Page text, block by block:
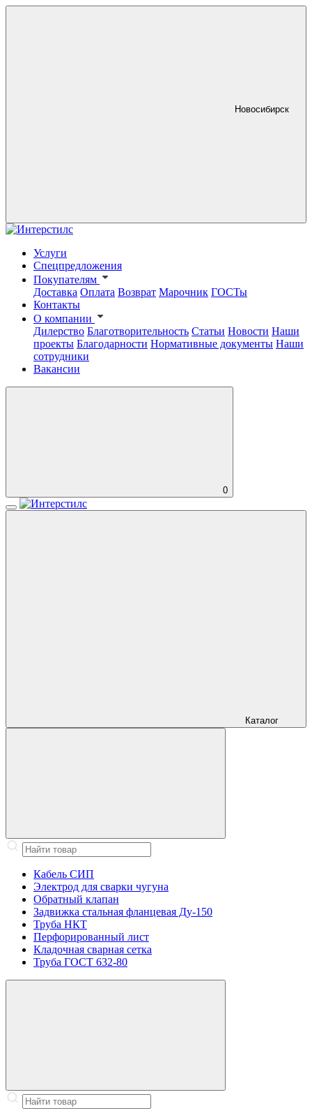
Новосибирск
Услуги
Спецпредложения
Покупателям
Доставка Оплата Возврат Марочник ГОСТы
Контакты
О компании
Дилерство Благотворительность Статьи Новости Наши
проекты Благодарности Нормативные документы Наши
сотрудники
Вакансии
0
Каталог
Кабель СИП
Электрод для сварки чугуна
Обратный клапан
Задвижка стальная фланцевая Ду-150
Труба НКТ
Перфорированный лист
Кладочная сварная сетка
Труба ГОСТ 632-80